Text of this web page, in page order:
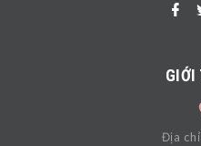
GIỚI
Địa